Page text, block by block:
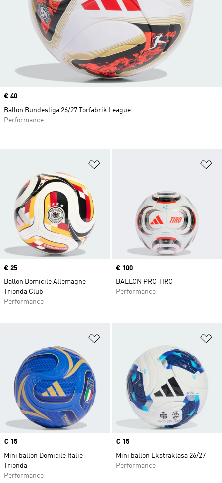
Ajouter à la Liste de produits
Prix
€ 25
Ballon Domicile Allemagne
Trionda Club
Performance
Prix
€ 100
BALLON PRO TIRO
Performance
Ajouter à la Liste de produits
Prix
€ 15
Mini ballon Domicile Italie
Trionda
Performance
Prix
€ 15
Mini ballon Ekstraklasa 26/27
Performance
Prix
€ 40
Ballon Bundesliga 26/27 Torfabrik League
Performance